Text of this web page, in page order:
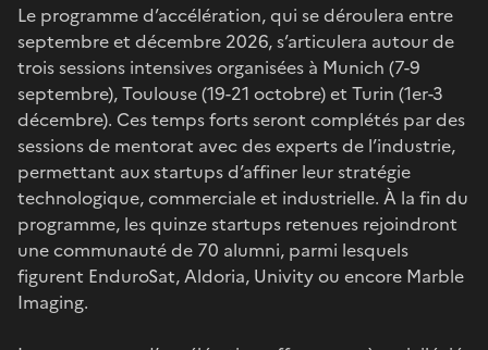
Le programme d’accélération, qui se déroulera entre
septembre et décembre 2026, s’articulera autour de
trois sessions intensives organisées à Munich (7-9
septembre), Toulouse (19-21 octobre) et Turin (1er-3
décembre). Ces temps forts seront complétés par des
sessions de mentorat avec des experts de l’industrie,
permettant aux startups d’affiner leur stratégie
technologique, commerciale et industrielle. À la fin du
programme, les quinze startups retenues rejoindront
une communauté de 70 alumni, parmi lesquels
figurent EnduroSat, Aldoria, Univity ou encore Marble
Imaging.